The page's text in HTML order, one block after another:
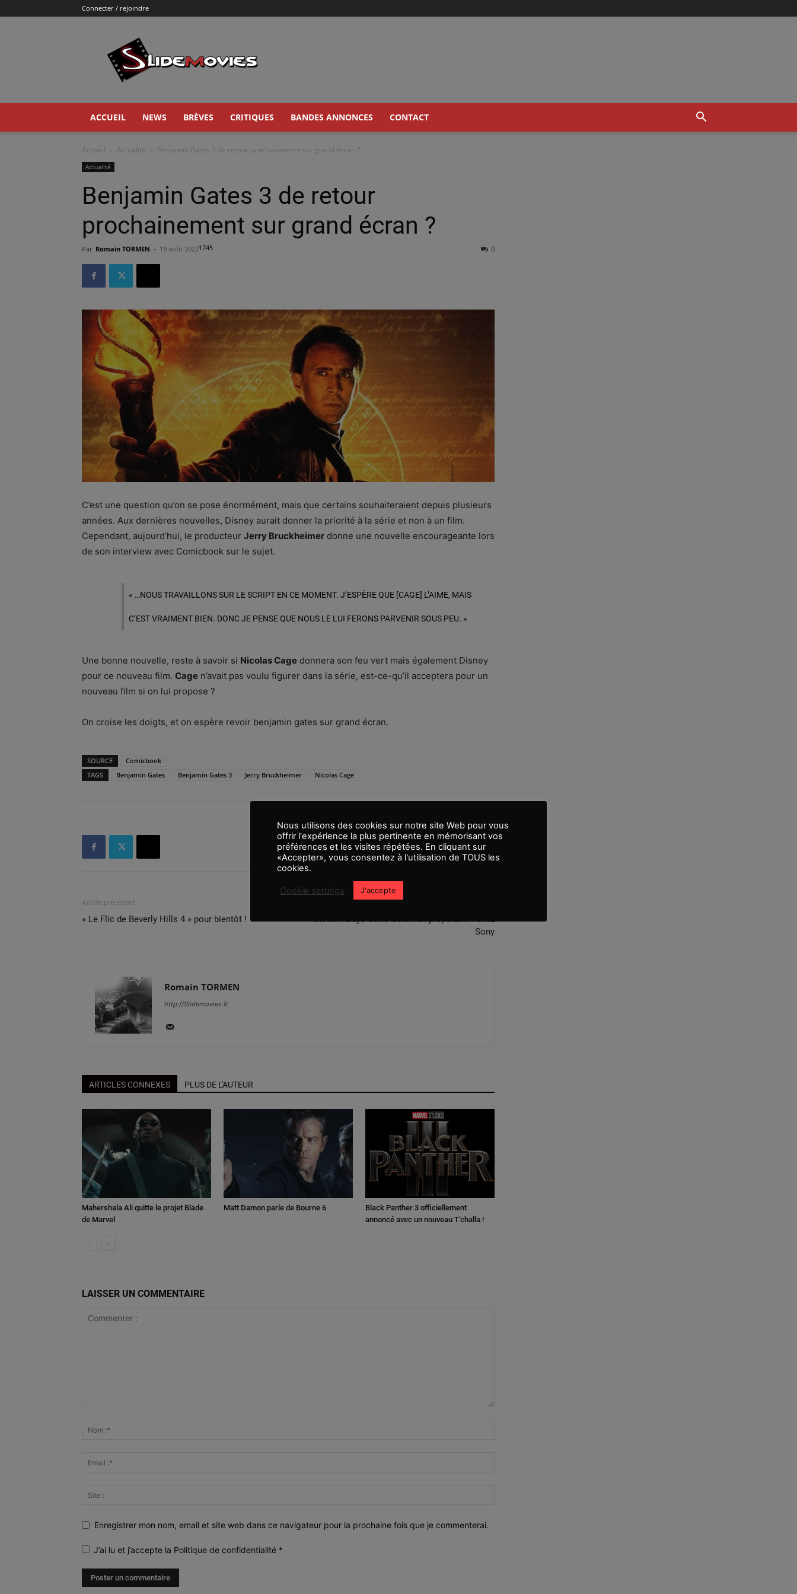
Connecter / rejoindre
ACCUEIL NEWS BRÈVES CRITIQUES BANDES ANNONCES CONTACT
Accueil Actualité Benjamin Gates 3 de retour prochainement sur grand écran ?
Actualité
Benjamin Gates 3 de retour
prochainement sur grand écran ?
Par Romain TORMEN - 19 août 2022 0
1745
C’est une question qu’on se pose énormément, mais que certains souhaiteraient depuis plusieurs
années. Aux dernières nouvelles, Disney aurait donner la priorité à la série et non à un film.
Cependant, aujourd’hui, le producteur Jerry Bruckheimer donne une nouvelle encourageante lors
de son interview avec Comicbook sur le sujet.
« …NOUS TRAVAILLONS SUR LE SCRIPT EN CE MOMENT. J’ESPÈRE QUE [CAGE] L’AIME, MAIS
C’EST VRAIMENT BIEN. DONC JE PENSE QUE NOUS LE LUI FERONS PARVENIR SOUS PEU. »
Une bonne nouvelle, reste à savoir si Nicolas Cage donnera son feu vert mais également Disney
pour ce nouveau film. Cage n’avait pas voulu figurer dans la série, est-ce-qu’il acceptera pour un
nouveau film si on lui propose ?
On croise les doigts, et on espère revoir benjamin gates sur grand écran.
SOURCE
Comicbook
TAGS
Benjamin Gates Benjamin Gates 3 Jerry Bruckheimer Nicolas Cage
Article précédent
« Le Flic de Beverly Hills 4 » pour bientôt !
Un film ‘Days Gone’ serait en préparation chez
Sony
Romain TORMEN
http://Slidemovies.fr
ARTICLES CONNEXES PLUS DE L'AUTEUR
Mahershala Ali quitte le projet Blade
de Marvel
Matt Damon parle de Bourne 6
Black Panther 3 officiellement
annoncé avec un nouveau T’challa !
LAISSER UN COMMENTAIRE
Enregistrer mon nom, email et site web dans ce navigateur pour la prochaine fois que je commenterai.
J’ai lu et j’accepte la Politique de confidentialité *
Nous utilisons des cookies sur notre site Web pour vous
offrir l'expérience la plus pertinente en mémorisant vos
préférences et les visites répétées. En cliquant sur
«Accepter», vous consentez à l'utilisation de TOUS les
cookies.
Cookie settings J'accepte